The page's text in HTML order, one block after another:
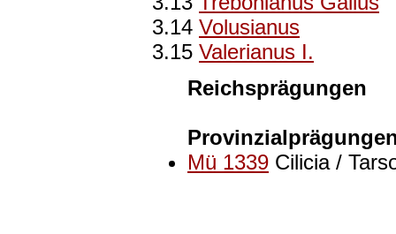
3.14 Volusianus
3.15 Valerianus I.
Reichsprägungen
Mü 1339 Cilicia /